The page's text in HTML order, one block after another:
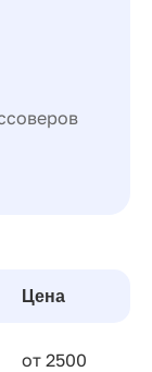
Цена
от 2500